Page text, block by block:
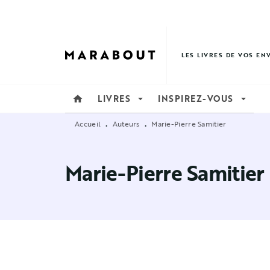
LES LIVRES DE VOS
home LIVRES arrow_drop_down INSPIREZ-VOUS arrow_drop_down
Accueil • Auteurs • Marie-Pierre Samitier
Marie-Pierre Samitier